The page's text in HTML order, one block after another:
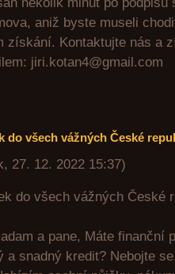
aniž byste museli
získání. Kontaktujte nás a
jiri.kotan4@gmail.com
do všech vážných České
, 27. 12. 2022 15:37)
do všech vážných České
a pane, Máte finanční
a snadný kredit? Nebojte